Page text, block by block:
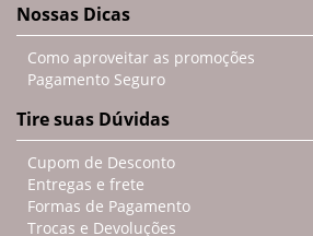
Nossas Dicas
Como aproveitar as promoções
Pagamento Seguro
Tire suas Dúvidas
Cupom de Desconto
Entregas e frete
Formas de Pagamento
Trocas e Devoluções